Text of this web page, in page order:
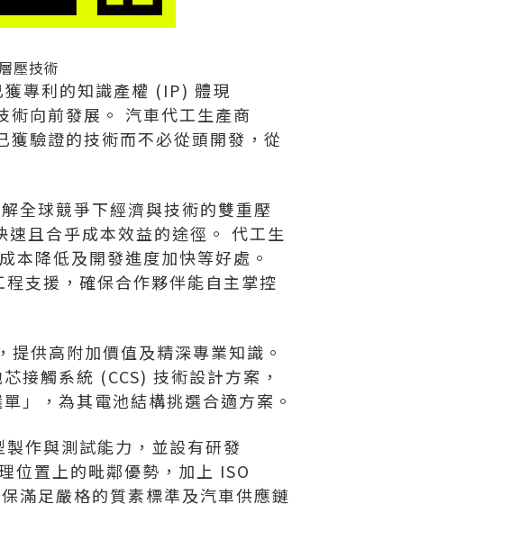
壓技術
專利的知識產權 (IP) 體現
術向前發展。 汽車代工生產商
驗證的技術而不必從頭開發，從
全球競爭下經濟與技術的雙重壓
且合乎成本效益的途徑。 代工生
本降低及開發進度加快等好處。
支援，確保合作夥伴能自主掌控
供高附加價值及精深專業知識。
接觸系統 (CCS) 技術設計方案，
」，為其電池結構挑選合適方案。
作與測試能力，並設有研發
位置上的毗鄰優勢，加上 ISO
滿足嚴格的質素標準及汽車供應鏈